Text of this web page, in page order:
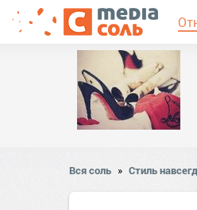
Вся соль » Стиль